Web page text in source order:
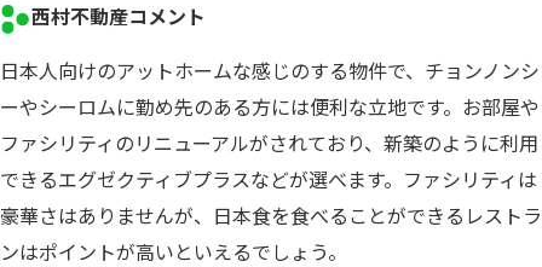
西村不動産コメント
日本人向けのアットホームな感じのする物件で、チョンノンシ
ーやシーロムに勤め先のある方には便利な立地です。お部屋や
ファシリティのリニューアルがされており、新築のように利用
できるエグゼクティブプラスなどが選べます。ファシリティは
豪華さはありませんが、日本食を食べることができるレストラ
ンはポイントが高いといえるでしょう。